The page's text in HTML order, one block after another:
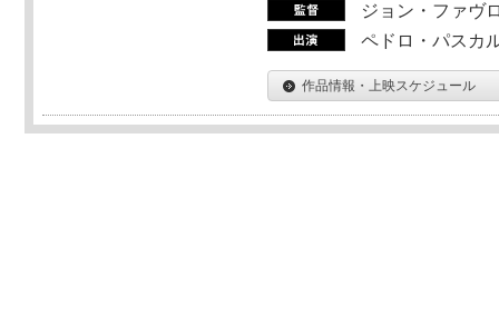
ジョン・ファヴ
ペドロ・パスカ
作品情報・上映スケジュール